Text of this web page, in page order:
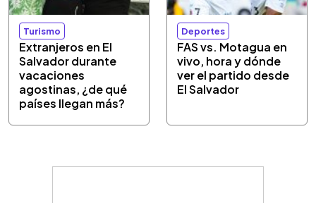
Turismo
Extranjeros en El
Salvador durante
vacaciones
agostinas, ¿de qué
países llegan más?
Deportes
FAS vs. Motagua en
vivo, hora y dónde
ver el partido desde
El Salvador